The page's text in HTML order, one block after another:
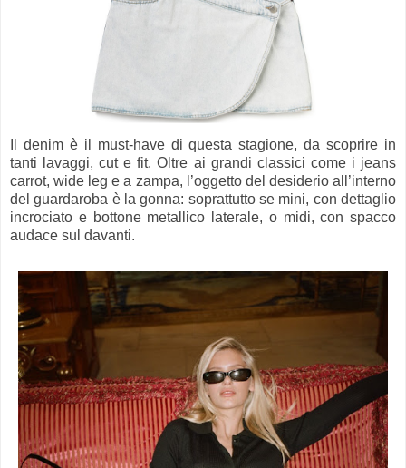
Il denim è il must-have di questa stagione, da scoprire in
tanti lavaggi, cut e fit. Oltre ai grandi classici come i jeans
carrot, wide leg e a zampa, l’oggetto del desiderio all’interno
del guardaroba è la gonna: soprattutto se mini, con dettaglio
incrociato e bottone metallico laterale, o midi, con spacco
audace sul davanti.